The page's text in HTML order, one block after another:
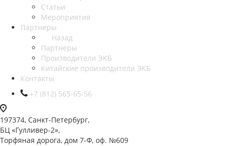
Статьи
Мероприятия
Партнеры
Назад
Партнеры
Производители ЭКБ
Китайские производители ЭКБ
Контакты
+7 (812) 565-65-56
197374, Санкт-Петербург,
БЦ «Гулливер-2»,
Торфяная дорога, дом 7-Ф, оф. №609